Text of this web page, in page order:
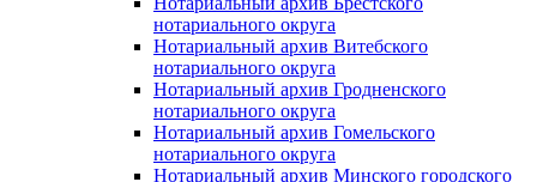
нотариального округа
Нотариальный архив Витебского
нотариального округа
Нотариальный архив Гродненского
нотариального округа
Нотариальный архив Гомельского
нотариального округа
Нотариальный архив Минского городского